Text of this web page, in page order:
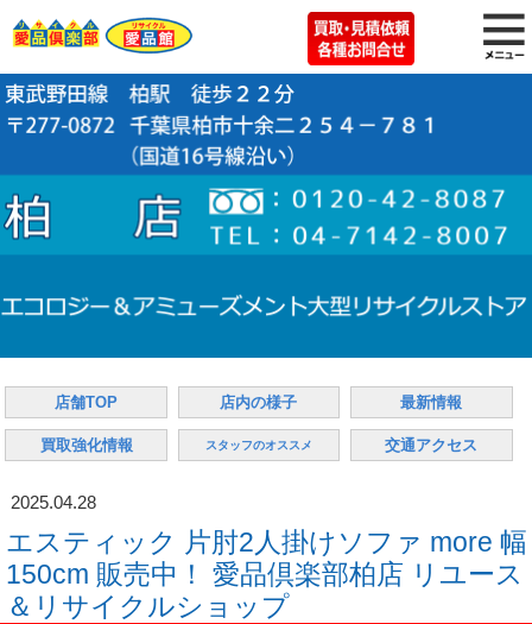
店舗TOP 店内の様子 最新情報
買取強化情報 スタッフのオススメ 交通アクセス
2025.04.28
エスティック 片肘2人掛けソファ more 幅
150cm 販売中！ 愛品倶楽部柏店 リユース
＆リサイクルショップ